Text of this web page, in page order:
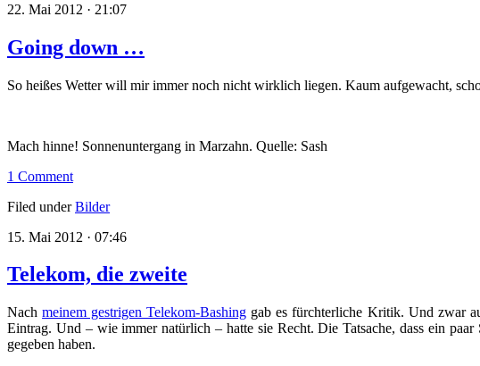
22. Mai 2012 · 21:07
Going down …
So heißes Wetter will mir immer noch nicht wirklich liegen. Kaum aufgewacht,
Mach hinne! Sonnenuntergang in Marzahn. Quelle: Sash
1 Comment
Filed underBilder
15. Mai 2012 · 07:46
Telekom, die zweite
Nachmeinem gestrigen Telekom-Bashing gab es fürchterliche Kritik. Und zwar
Eintrag. Und – wie immer natürlich – hatte sie Recht. Die Tatsache, dass ein
gegeben haben.